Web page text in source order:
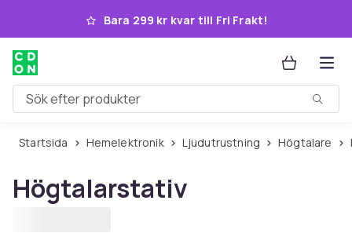
Hoppa till huvudinnehållet
Bara 299 kr kvar till Fri Frakt!
Sök efter produkter
Startsida Hemelektronik Ljudutrustning Högtalare
Högtalarstativ